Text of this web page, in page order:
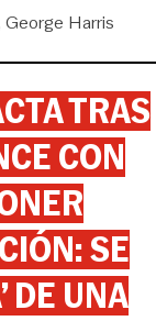
George Harris
TRAS
CON
SE
DE UNA